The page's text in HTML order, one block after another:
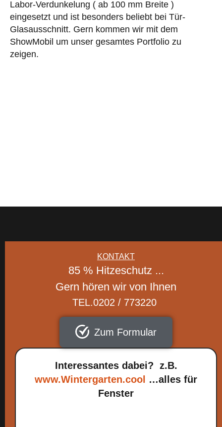
Labor-Verdunkelung ( ab 100 mm Breite )
eingesetzt und ist besonders beliebt bei Tür-
Glasausschnitt. Gern kommen wir mit dem
ShowMobil um unser gesamtes Portfolio zu
zeigen.
KONTAKT
85 % Hitzeschutz ...
Gern hören wir von Ihnen
TEL.0202 / 773220
Zum Formular
Interessantes dabei? z.B.
www.Wintergarten.cool
…alles für
Fenster